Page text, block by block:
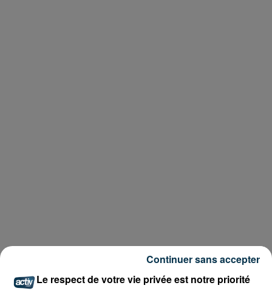
Le respect de votre vie privée est notre priorité
Continuer sans accepter